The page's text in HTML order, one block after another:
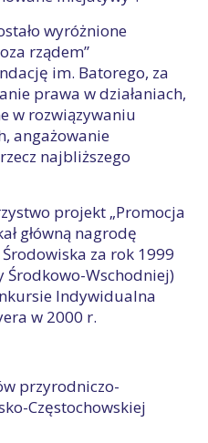
wyróżnione
rządem”
im. Batorego, za
prawa w działaniach,
w rozwiązywaniu
angażowanie
najbliższego
projekt „Promocja
główną nagrodę
za rok 1999
Środkowo-Wschodniej)
Indywidualna
w 2000 r.
przyrodniczo-
Częstochowskiej